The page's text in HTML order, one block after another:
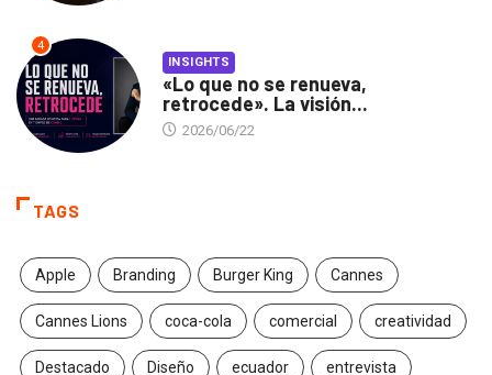
4
INSIGHTS
«Lo que no se renueva,
retrocede». La visión...
2026/06/22
TAGS
Apple Branding Burger King Cannes
Cannes Lions coca-cola comercial creatividad
Destacado Diseño ecuador entrevista